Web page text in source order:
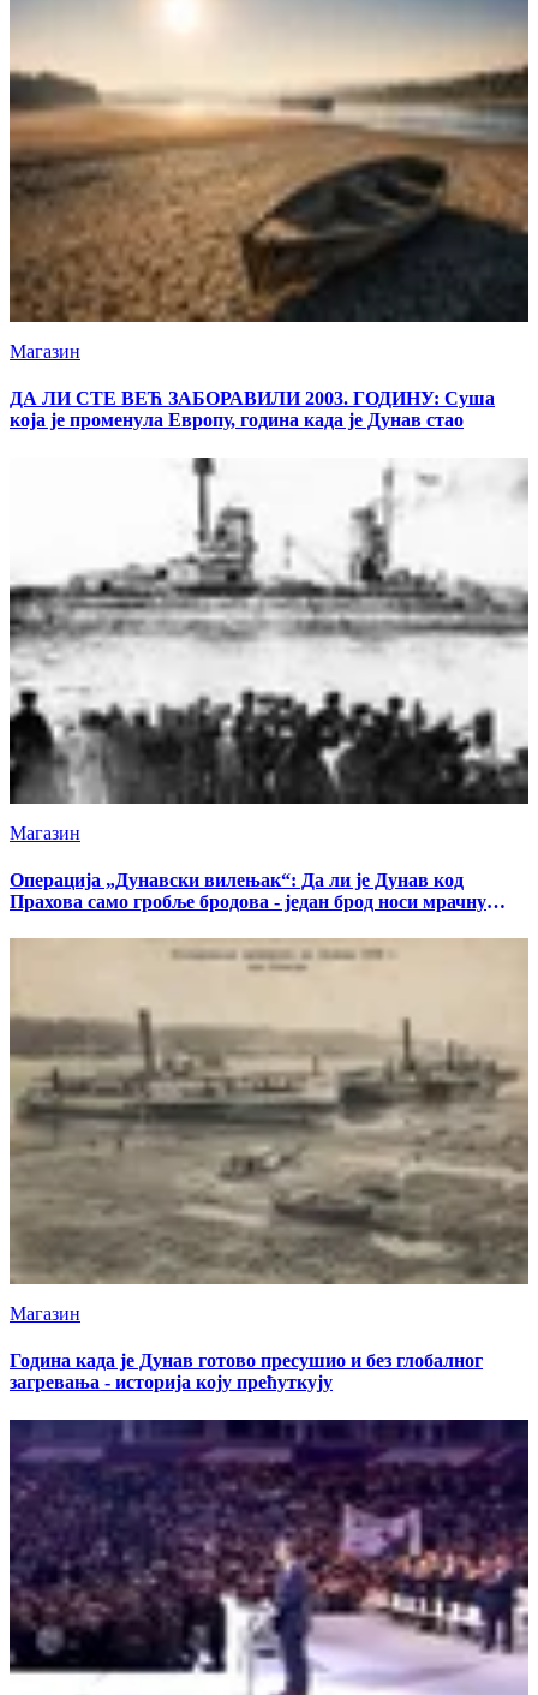
Магазин
ДА ЛИ СТЕ ВЕЋ ЗАБОРАВИЛИ 2003. ГОДИНУ: Суша
која је променула Европу, година када је Дунав стао
Магазин
Операција „Дунавски вилењак“: Да ли је Дунав код
Прахова само гробље бродова - један брод носи мрачну
Магазин
Година када је Дунав готово пресушио и без глобалног
загревања - историја коју прећуткују